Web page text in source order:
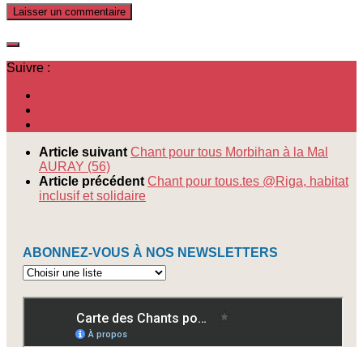
Suivre :
Article suivant Chant pour tous Morbihan à la Mal
AURAY (56)
Article précédent Chant pour tous.tes @Riga, habitat
inclusif et solidaire
ABONNEZ-VOUS À NOS NEWSLETTERS
Abonnez-
à
newsletters